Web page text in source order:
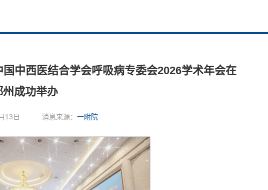
中西医结合学会呼吸病专委会2026学术年会在
州成功举办
13日 消息来源： 一附院